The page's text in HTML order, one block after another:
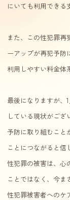
にいても利用できる
また、この性犯罪再
ーアップが再犯予防
利用しやすい料金体
最後になりますが、
している現状がご
予防に取り組むこと
ことにつながると信
性犯罪の被害は、心
ことではなく、今ま
性犯罪被害者へのケ